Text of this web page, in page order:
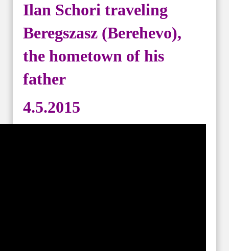
Ilan Schori traveling
Beregszasz (Berehevo),
the hometown of his
father
4.5.2015